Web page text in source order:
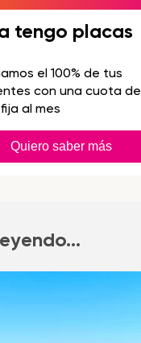
tengo placas
el 100% de tus
con una cuota de
al mes
Quiero saber más